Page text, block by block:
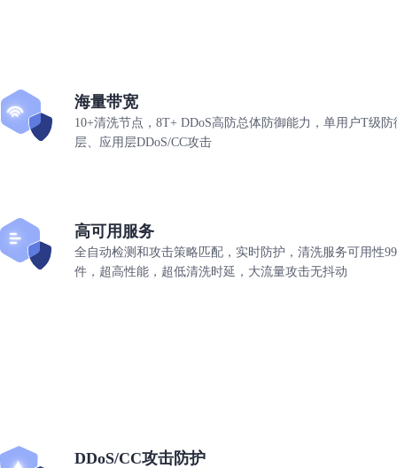
海量带宽
10+清洗节点，8T+ DDoS高防总体防御能力，单用户T级
层、应用层DDoS/CC攻击
高可用服务
全自动检测和攻击策略匹配，实时防护，清洗服务可用性
件，超高性能，超低清洗时延，大流量攻击无抖动
DDoS/CC攻击防护